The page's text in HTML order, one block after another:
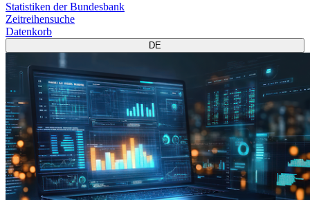
Statistiken der Bundesbank
Zeitreihensuche
Datenkorb
DE